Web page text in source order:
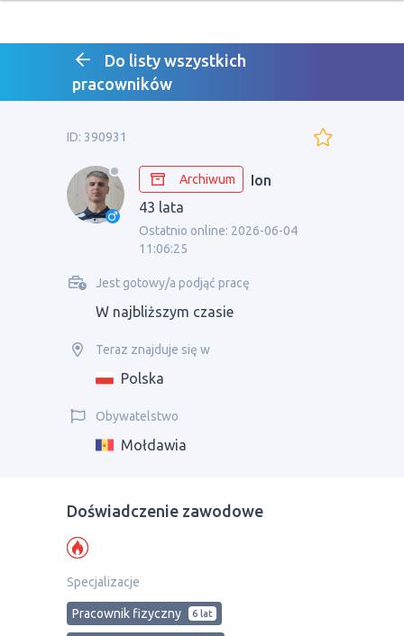
Do listy wszystkich
pracowników
ID: 390931
Archiwum
Ion
43 lata
Ostatnio online: 2026-06-04
11:06:25
Jest gotowy/a podjąć pracę
W najbliższym czasie
Teraz znajduje się w
Polska
Obywatelstwo
Mołdawia
Doświadczenie zawodowe
Specjalizacje
Pracownik fizyczny 6 lat